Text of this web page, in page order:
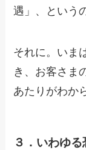
遇」、という
それに。いま
き、お客さま
あたりがわか
３．いわゆ